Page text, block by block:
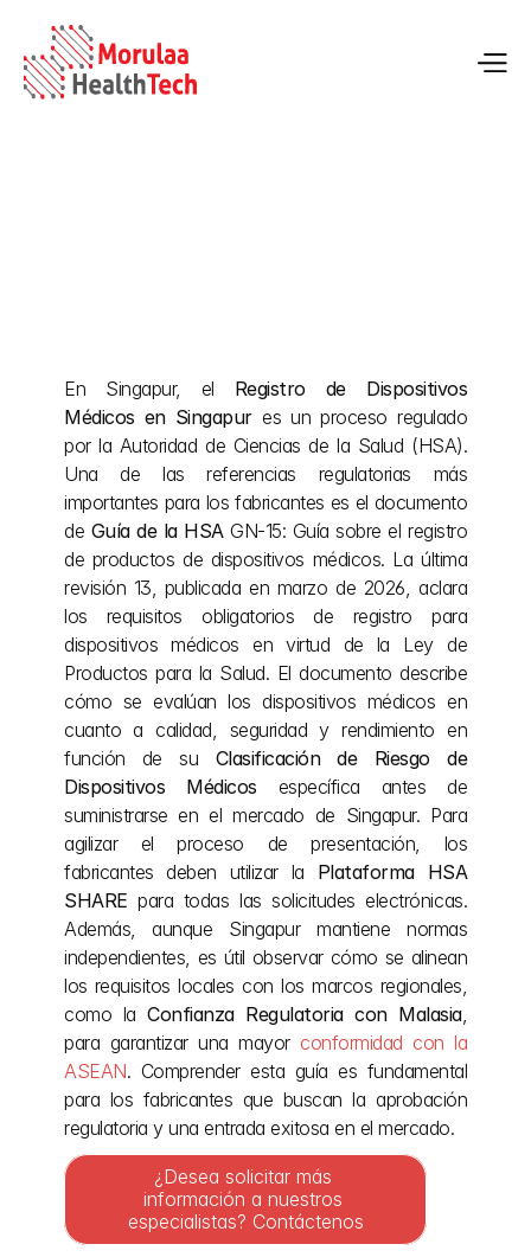
13 may 2026
En Singapur, el Registro de Dispositivos
Médicos en Singapur es un proceso regulado
por la Autoridad de Ciencias de la Salud (HSA).
Una de las referencias regulatorias más
importantes para los fabricantes es el documento
de Guía de la HSA GN-15: Guía sobre el registro
de productos de dispositivos médicos. La última
revisión 13, publicada en marzo de 2026, aclara
los requisitos obligatorios de registro para
dispositivos médicos en virtud de la Ley de
Productos para la Salud. El documento describe
cómo se evalúan los dispositivos médicos en
cuanto a calidad, seguridad y rendimiento en
función de su Clasificación de Riesgo de
Dispositivos Médicos específica antes de
suministrarse en el mercado de Singapur. Para
agilizar el proceso de presentación, los
fabricantes deben utilizar la Plataforma HSA
SHARE para todas las solicitudes electrónicas.
Además, aunque Singapur mantiene normas
independientes, es útil observar cómo se alinean
los requisitos locales con los marcos regionales,
como la Confianza Regulatoria con Malasia,
para garantizar una mayor conformidad con la
ASEAN. Comprender esta guía es fundamental
para los fabricantes que buscan la aprobación
regulatoria y una entrada exitosa en el mercado.
¿Desea solicitar más
información a nuestros
especialistas? Contáctenos